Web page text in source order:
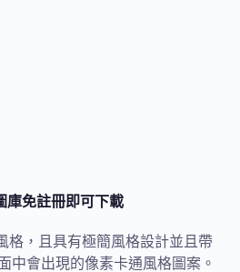
庫免註冊即可下載
格，且具有極簡風格設計並且帶
中會出現的像素卡通風格圖案。